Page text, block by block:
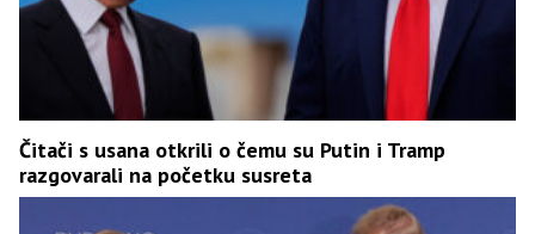
Čitači s usana otkrili o čemu su Putin i Tramp
razgovarali na početku susreta